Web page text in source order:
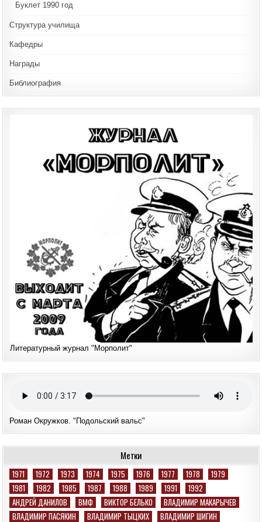
Буклет 1990 год
Структура училища
Кафедры
Награды
Библиография
Литературный журнал "Морполит"
Роман Окружков. "Подольский вальс"
Метки
1971 1972 1973 1974 1975 1976 1977 1978
1979
1981
1982 1985 1987 1988 1989 1991
1992
АНДРЕЙ ДАНИЛОВ
ВМФ ВИКТОР БЕЛЬКО
ВЛАДИМИР МАКАРЫЧЕВ
ВЛАДИМИР ПАСЯКИН
ВЛАДИМИР ТЫЦКИХ ВЛАДИМИР ШИГИН